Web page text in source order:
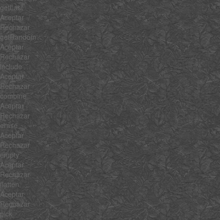
getLast
Aceptar
Rechazar
getRandom
Aceptar
Rechazar
include
Aceptar
Rechazar
combine
Aceptar
Rechazar
erase
Aceptar
Rechazar
empty
Aceptar
Rechazar
flatten
Aceptar
Rechazar
pick